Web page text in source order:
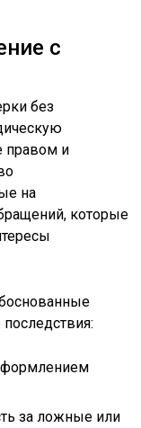
с
без
правом и
на
которые
за ложные или